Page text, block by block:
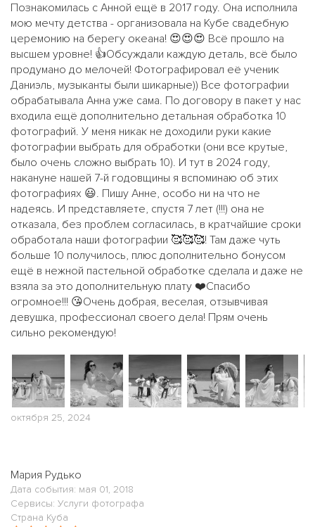
Познакомилась с Анной ещё в 2017 году. Она исполнила
мою мечту детства - организовала на Кубе свадебную
церемонию на берегу океана! 😍😍😍 Всё прошло на
высшем уровне! 👍Обсуждали каждую деталь, всё было
продумано до мелочей! Фотографировал её ученик
Даниэль, музыканты были шикарные)) Все фотографии
обрабатывала Анна уже сама. По договору в пакет у нас
входила ещё дополнительно детальная обработка 10
фотографий. У меня никак не доходили руки какие
фотографии выбрать для обработки (они все крутые,
было очень сложно выбрать 10). И тут в 2024 году,
накануне нашей 7-й годовщины я вспоминаю об этих
фотографиях 😃. Пишу Анне, особо ни на что не
надеясь. И представляете, спустя 7 лет (!!!) она не
отказала, без проблем согласилась, в кратчайшие сроки
обработала наши фотографии 🥰🥰🥰! Там даже чуть
больше 10 получилось, плюс дополнительно бонусом
ещё в нежной пастельной обработке сделала и даже не
взяла за это дополнительную плату ❤️Спасибо
огромное!!! 😘Очень добрая, веселая, отзывчивая
девушка, профессионал своего дела! Прям очень
сильно рекомендую!
октября 25, 2024
Мария Рудько
Дата события: мая 01, 2018
Сервисы: Услуги фотографа
Страна Куба